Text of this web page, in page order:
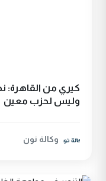
كيري من
وليس لحزب معين
وكالة نون